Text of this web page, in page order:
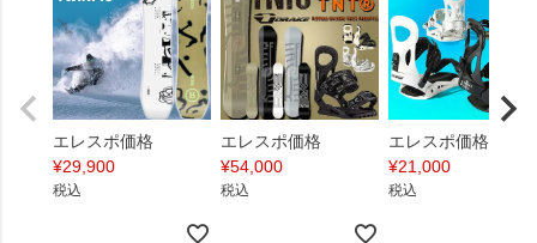
エレスポ価格
¥29,900
税込
エレスポ価格
¥54,000
税込
エレスポ価格
¥21,000
税込